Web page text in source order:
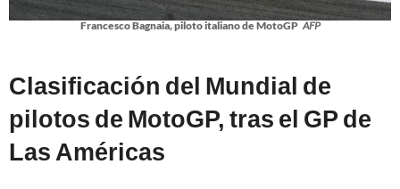
Francesco Bagnaia, piloto italiano de MotoGP AFP
Clasificación del Mundial de
pilotos de MotoGP, tras el GP de
Las Américas